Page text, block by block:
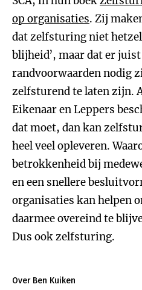
op organisaties. Zij
dat zelfsturing niet
blijheid’, maar dat er
randvoorwaarden nodig
zelfsturend te laten zijn.
Eikenaar en Leppers
dat moet, dan kan
heel veel opleveren.
betrokkenheid bij
en een snellere
organisaties kan helpen
daarmee overeind te
Dus ook zelfsturing.
Over Ben Kuiken